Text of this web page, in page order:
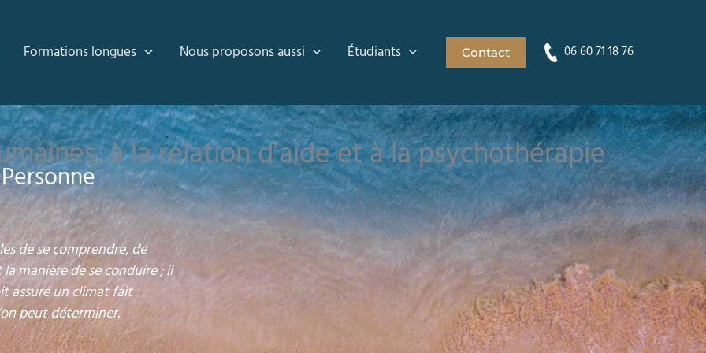
Formations longues Nous proposons aussi Étudiants Contact 06 60 71 18 76
à la relation d’aide et à la psychothérapie
de se comprendre, de
manière de se conduire ; il
assuré un climat fait
peut déterminer.